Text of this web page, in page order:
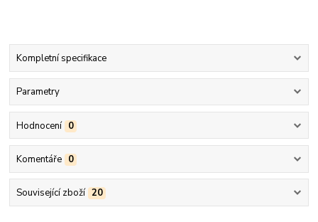
Kompletní specifikace
Parametry
Hodnocení 0
Komentáře 0
Související zboží 20